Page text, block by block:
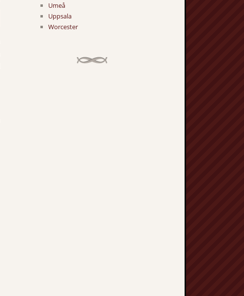
Umeå
Uppsala
Worcester